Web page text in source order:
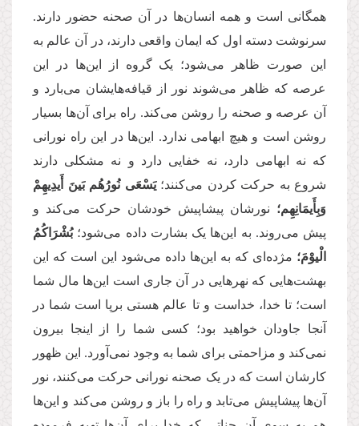
همگانی است و همه انسان‌ها در آن صحنه حضور دارند.
سرنوشت دسته اول که ایمان واقعی دارند، در آن عالم به
این صورت ظاهر می‌شود؛ یک گروه از این‌ها در این
عرصه که ظاهر می‌شوند نور از قیافه‌هایشان می‌بارد و
آن عرصه و صحنه را روشن می‌کند. راه برای آن‌ها بسیار
روشن است و هیچ ابهامی ندارد. این‌ها در این راه نورانی
که نه ابهامی دارد، نه خفایی دارد و نه مشکلی دارند
شروع به حرکت کردن می‌کنند؛یَسْعَى نُورُهُم بَینَ أَیدِیهِمْ
وَبِأَیمَانِهِم؛ نورشان پیشاپیش خودشان حرکت می‌کند و
پیش می‌روند. به این‌ها یک بشارت داده می‌شود؛بُشْرَاكُمُ
الْیوْمَ؛ مژده‌ای که به این‌ها داده می‌شود این است که این
بهشت‌هایی که نهرهایی در آن جاری است این‌ها مال شما
است؛ تا خدا، خداست و تا عالم هستی برپا است شما در
آنجا جاودان خواهید بود؛ کسی شما را از اینجا بیرون
نمی‌کند و مزاحمتی برای شما به وجود نمی‌آورد. این ظهور
کارشان است که در یک صحنه نورانی حرکت می‌کنند، نور
آن‌ها پیشاپیش می‌تابد و راه را باز و روشن می‌کند و این‌ها